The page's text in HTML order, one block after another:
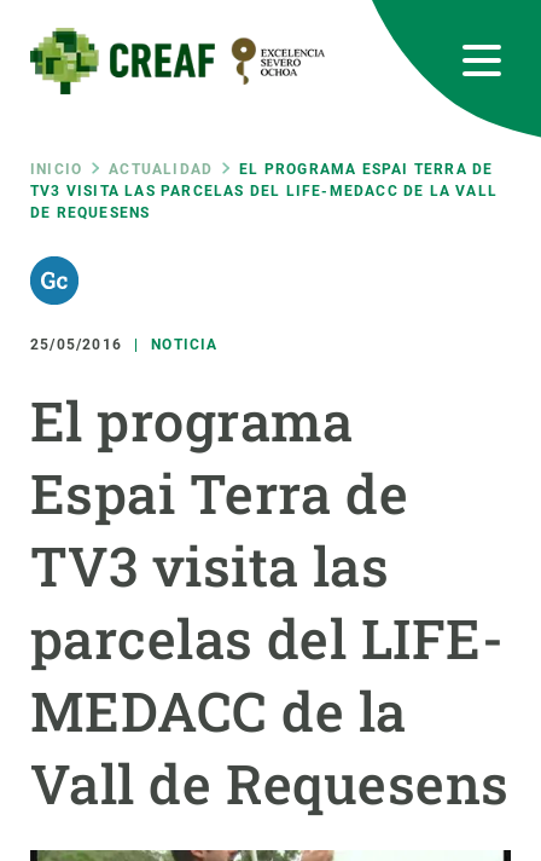
contenido
principal
Ruta
de
navegación
INICIO ACTUALIDAD
EL PROGRAMA ESPAI TERRA DE
TV3 VISITA LAS PARCELAS DEL LIFE-MEDACC DE LA VALL
DE REQUESENS
25/05/2016 NOTICIA
El programa
Espai Terra de
TV3 visita las
parcelas del LIFE-
MEDACC de la
Vall de Requesens
RRSS
Featured
responsive
Responsive
menu
INVESTIGACIÓN
CIENCIA EN ACCIÓN
NOTICIAS Y AGENDA